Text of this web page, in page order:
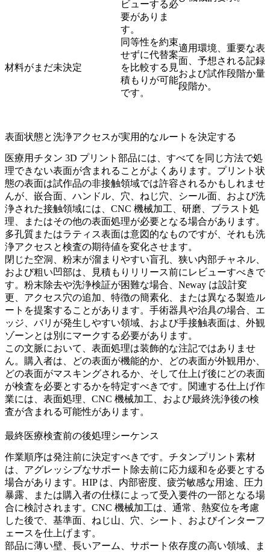
ビューする必
要がありま
す。
材料がまだ未決定
同等性を約束
せずに代替案
を比較する見
積もりが可能
です。
適用環境、重要な表
面、予想される記録
および試作段階か量
段階か。
表面状態と洗浄アクセスが実用的なルートを決定する
医療用チタン 3D プリント部品には、すべてを同じ方法で処
理できない表面が含まれることがよくあります。プリント状
態の表面は試作品の非接触領域では許容されるかもしれませ
んが、嵌合面、ハンドル、穴、ねじ穴、シール面、および洗
浄された接触領域には、CNC 機械加工、研磨、ブラスト処
理、またはその他の表面処理が必要となる場合があります。
多孔質またはラティス表面は意図的なものですが、それも洗
浄アクセスと検査の期待値を変化させます。
閉じた空洞、粉末が溜まりやすい盲孔、狭い内部チャネル、
および粗い凹部は、見積もりリリース前にレビューすべきで
す。粉末除去や洗浄検証が困難な場合、Neway は設計変
更、アクセス穴の追加、特徴の簡素化、または異なる製造ル
ートを提案することがあります。手術器具や治具の場合、エ
ッジ、バリが発生しやすい領域、および手接触表面は、外観
ゾーンとは別にマークする必要があります。
この文脈において、表面処理は装飾的な注記ではありませ
ん。購入者は、どの表面が機能的か、どの表面が外観用か、
どの表面がマスキングされるか、そして仕上げ後にどの表面
が検査を必要とするかを特定すべきです。関連する仕上げ作
業には、 表面処理 CNC 機械加工 、および最終洗浄後の検
査が含まれる可能性があります。
最終医療検査前の後処理シーケンス
作業順序は発注前に決定すべきです。チタンプリント素材
は、アグレッシブなサポート除去前に応力緩和を必要とする
場合があります。HIP は、内部密度、疲労敏感な用途、圧力
暴露、または購入者の仕様によって受入要件の一部となる場
合に検討されます。CNC 機械加工は、通常、熱変位を考慮
した後で、基準面、ねじ山、穴、シート、およびインターフ
ェースを仕上げます。
部品に薄い壁、長いアーム、サポート依存度の高い領域、ま